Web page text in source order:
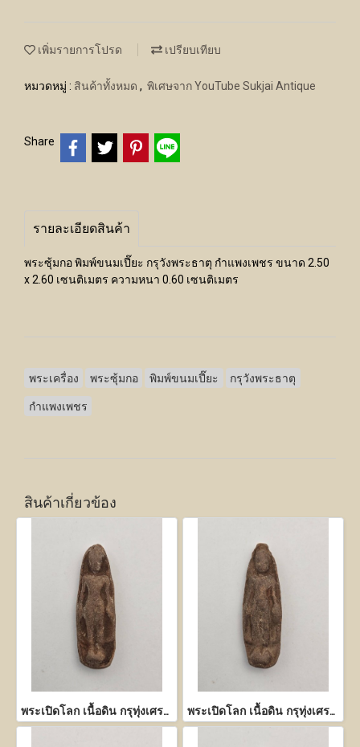
เพิ่มรายการโปรด เปรียบเทียบ
หมวดหมู่ : สินค้าทั้งหมด , พิเศษจาก YouTube Sukjai Antique
Share
รายละเอียดสินค้า
พระซุ้มกอ พิมพ์ขนมเปี๊ยะ กรุวังพระธาตุ กำแพงเพชร ขนาด 2.50
x 2.60 เซนติเมตร ความหนา 0.60 เซนติเมตร
พระเครื่อง พระซุ้มกอ พิมพ์ขนมเปี๊ยะ กรุวังพระธาตุ
กำแพงเพชร
สินค้าเกี่ยวข้อง
พระเปิดโลก เนื้อดิน กรุทุ่งเศรษฐี กำแพงเพชร พระเปิดโลก เนื้อดิน กรุทุ่งเศรษฐี กำแพงเพชร